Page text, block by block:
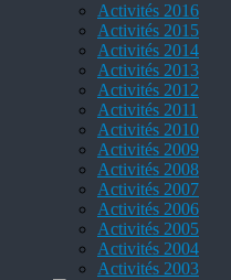
Activités 2016
Activités 2015
Activités 2014
Activités 2013
Activités 2012
Activités 2011
Activités 2010
Activités 2009
Activités 2008
Activités 2007
Activités 2006
Activités 2005
Activités 2004
Activités 2003